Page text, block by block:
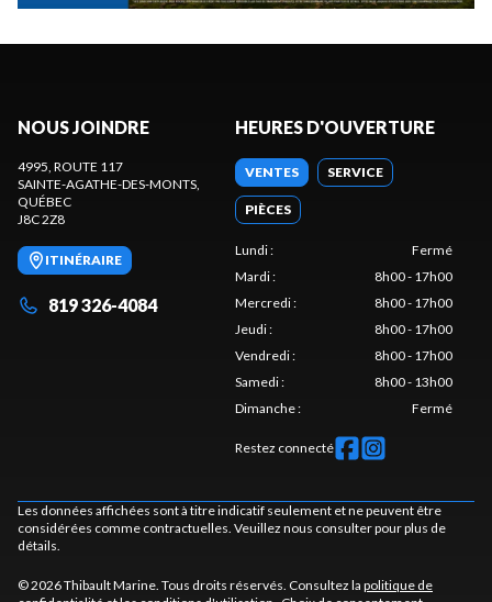
NOUS JOINDRE
4995, ROUTE 117
SAINTE-AGATHE-DES-MONTS,
QUÉBEC
J8C 2Z8
ITINÉRAIRE
819 326-4084
HEURES D'OUVERTURE
VENTES SERVICE
PIÈCES
Lundi:
Fermé
Mardi:
8h00 - 17h00
Mercredi:
8h00 - 17h00
Jeudi:
8h00 - 17h00
Vendredi:
8h00 - 17h00
Samedi:
8h00 - 13h00
Dimanche: Fermé
Restez connecté
Les données affichées sont à titre indicatif seulement et ne peuvent être
considérées comme contractuelles. Veuillez nous consulter pour plus de
détails.
© 2026 Thibault Marine. Tous droits réservés. Consultez la politique de